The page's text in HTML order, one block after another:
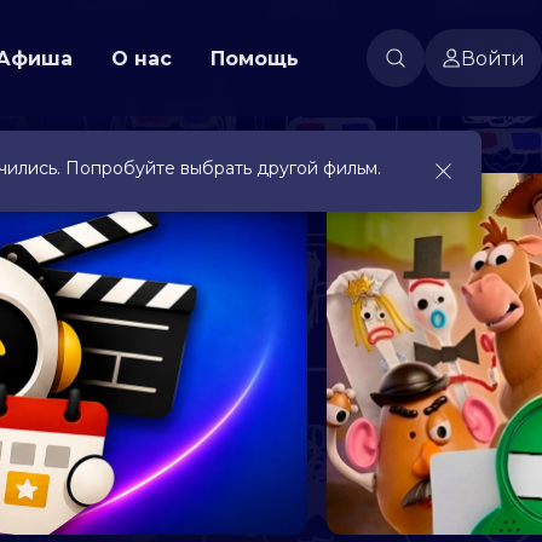
О нас Помощь Войти
Попробуйте выбрать другой фильм.